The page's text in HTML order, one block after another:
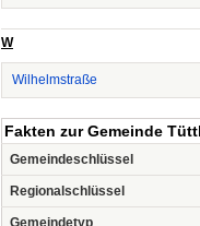
W
Wilhelmstraße
Fakten zur Gemeinde
Gemeindeschlüssel
Regionalschlüssel
Gemeindetyp